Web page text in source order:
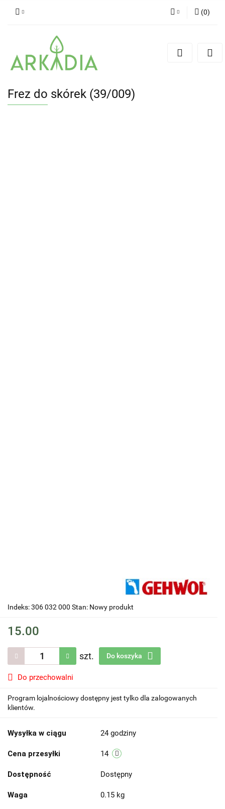
(0)
Frez do skórek (39/009)
Indeks: 306 032 000 Stan: Nowy produkt
15.00
szt. Do koszyka
Do przechowalni
Program lojalnościowy dostępny jest tylko dla zalogowanych
klientów.
Wysyłka w ciągu 24 godziny
Cena przesyłki 14
Dostępność Dostępny
Waga 0.15 kg